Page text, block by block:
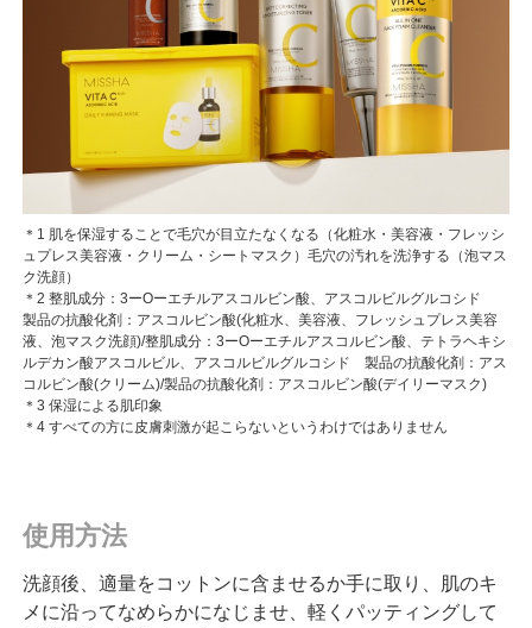
＊1 肌を保湿することで毛穴が目立たなくなる（化粧水・美容液・フレッシ
ュプレス美容液・クリーム・シートマスク）毛穴の汚れを洗浄する（泡マス
ク洗顔）
＊2 整肌成分：3ーOーエチルアスコルビン酸、アスコルビルグルコシド
製品の抗酸化剤：アスコルビン酸(化粧水、美容液、フレッシュプレス美容
液、泡マスク洗顔)/整肌成分：3ーOーエチルアスコルビン酸、テトラヘキシ
ルデカン酸アスコルビル、アスコルビルグルコシド 製品の抗酸化剤：アス
コルビン酸(クリーム)/製品の抗酸化剤：アスコルビン酸(デイリーマスク)
＊3 保湿による肌印象
＊4 すべての方に皮膚刺激が起こらないというわけではありません
使用方法
洗顔後、適量をコットンに含ませるか手に取り、肌のキ
メに沿ってなめらかになじませ、軽くパッティングして